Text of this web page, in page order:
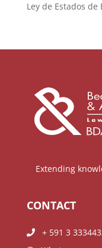
Ley de Estados
Extending
CONTACT
+ 591 3